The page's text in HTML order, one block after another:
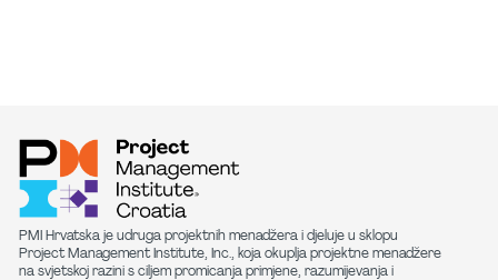
PMI Hrvatska je udruga projektnih menadžera i djeluje u sklopu
Project Management Institute, Inc., koja okuplja projektne menadžere
na svjetskoj razini s ciljem promicanja primjene, razumijevanja i